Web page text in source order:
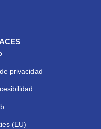
privacidad
(EU)